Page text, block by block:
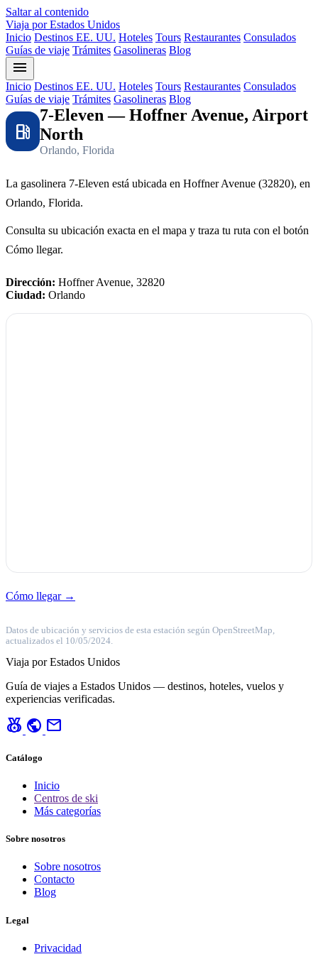
Saltar al contenido
Viaja por Estados Unidos
Inicio Destinos EE. UU. Hoteles Tours Restaurantes Consulados
Guías de viaje Trámites Gasolineras Blog
menu
Inicio Destinos EE. UU. Hoteles Tours Restaurantes Consulados
Guías de viaje Trámites Gasolineras Blog
local_gas_station
7-Eleven — Hoffner Avenue, Airport
North
Orlando, Florida
La gasolinera 7-Eleven está ubicada en Hoffner Avenue (32820), en
Orlando, Florida.
Consulta su ubicación exacta en el mapa y traza tu ruta con el botón
Cómo llegar.
Dirección: Hoffner Avenue, 32820
Ciudad: Orlando
Cómo llegar →
Datos de ubicación y servicios de esta estación según OpenStreetMap,
actualizados el 10/05/2024.
Viaja por Estados Unidos
Guía de viajes a Estados Unidos — destinos, hoteles, vuelos y
experiencias verificadas.
social_leaderboard public mail
Catálogo
Inicio
Centros de ski
Más categorías
Sobre nosotros
Sobre nosotros
Contacto
Blog
Legal
Privacidad